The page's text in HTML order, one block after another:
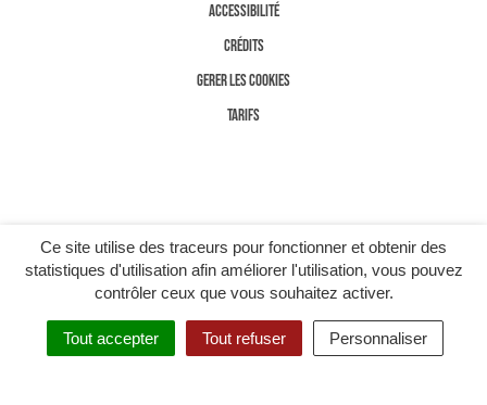
Ce site utilise des traceurs pour fonctionner et obtenir des
statistiques d'utilisation afin améliorer l'utilisation, vous pouvez
contrôler ceux que vous souhaitez activer.
Tout accepter Tout refuser Personnaliser
ACCESSIBILITÉ
CRÉDITS
GERER LES COOKIES
TARIFS